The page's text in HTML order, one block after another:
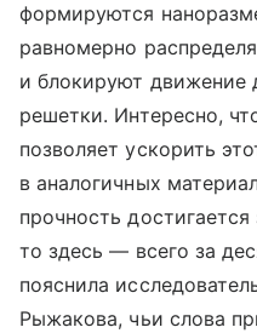
формируются
равномерно
и блокируют движение
решетки. Интересно,
позволяет ускорить
в аналогичных
прочность достигается
то здесь — всего за
пояснила
Рыжакова, чьи слова